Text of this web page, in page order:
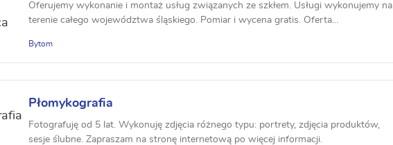
Oferujemy wykonanie i montaż usług związanych ze szkłem. Usługi wykonujemy na
terenie całego województwa śląskiego. Pomiar i wycena gratis. Oferta...
Bytom
Płomykografia
Fotografuję od 5 lat. Wykonuję zdjęcia różnego typu: portrety, zdjęcia produktów,
sesje ślubne. Zapraszam na stronę internetową po więcej informacji.